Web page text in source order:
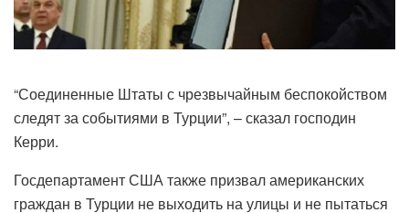
“Соединенные Штаты с чрезвычайным беспокойством
следят за событиями в Турции”, – сказал господин
Керри.
Госдепартамент США также призвал американских
граждан в Турции не выходить на улицы и не пытаться